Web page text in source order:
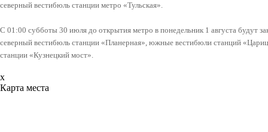
северный вестибюль станции метро «Тульская».
С 01:00 субботы 30 июля до открытия метро в понедельник 1 августа будут
северный вестибюль станции «Планерная», южные вестибюли станций
станции «Кузнецкий мост».
x
Карта места